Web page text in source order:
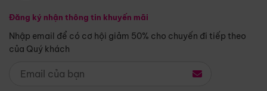
Đăng ký nhận thông tin khuyến mãi
Nhập email để có cơ hội giảm 50% cho chuyến đi tiếp theo
của Quý khách